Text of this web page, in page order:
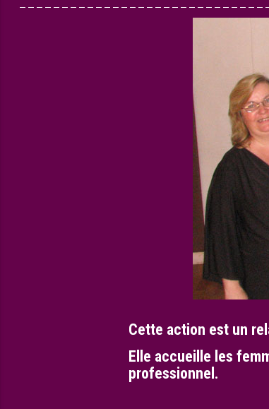
Cette action est un
Elle accueille les
professionnel.